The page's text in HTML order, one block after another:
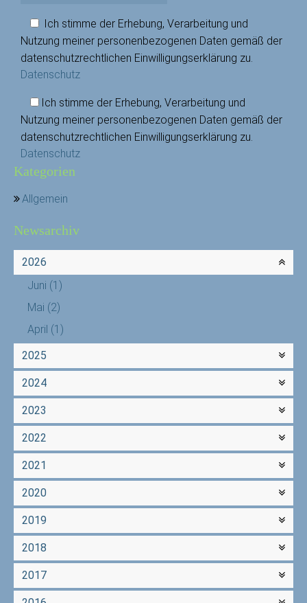
Ich stimme der Erhebung, Verarbeitung und
Nutzung meiner personenbezogenen Daten gemäß der
datenschutzrechtlichen Einwilligungserklärung zu.
Datenschutz
Ich stimme der Erhebung, Verarbeitung und
Nutzung meiner personenbezogenen Daten gemäß der
datenschutzrechtlichen Einwilligungserklärung zu.
Datenschutz
Kategorien
Allgemein
Newsarchiv
2026
Juni (1)
Mai (2)
April (1)
2025
2024
2023
2022
2021
2020
2019
2018
2017